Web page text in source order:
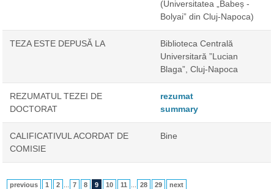
(Universitatea „Babeș -
Bolyai” din Cluj-Napoca)
TEZA ESTE DEPUSĂ LA
Biblioteca Centrală
Universitară ”Lucian
Blaga”, Cluj-Napoca
REZUMATUL TEZEI DE
DOCTORAT
rezumat
summary
CALIFICATIVUL ACORDAT DE
COMISIE
Bine
previous 1 2 7 8 9 10 11 28 29 next